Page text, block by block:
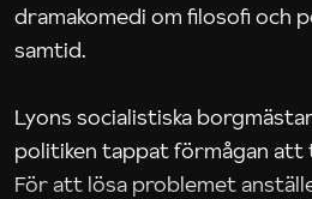
dramakomedi om filosofi och
samtid.
Lyons socialistiska
politiken tappat förmågan att
För att lösa problemet